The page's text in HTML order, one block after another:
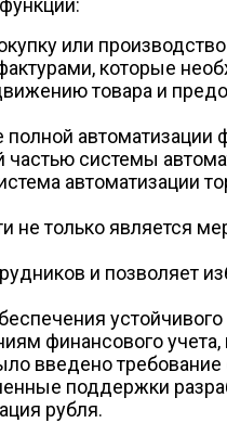
или
которые
товара и
автоматизации
частью системы
автоматизации
не только является
и позволяет
устойчивого
финансового
введено требование
поддержки
рубля.